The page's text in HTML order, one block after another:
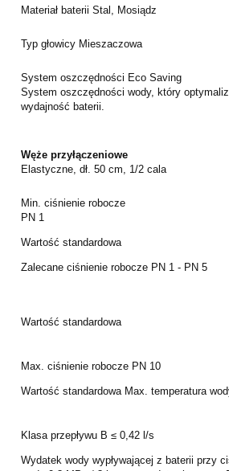
Materiał baterii Stal, Mosiądz
Typ głowicy Mieszaczowa
System oszczędności Eco Saving
System oszczędności wody, który
wydajność baterii.
Węże przyłączeniowe
Elastyczne, dł. 50 cm, 1/2 cala
Min. ciśnienie robocze
PN 1
Wartość standardowa
Zalecane ciśnienie robocze PN 1 - PN 5
Wartość standardowa
Max. ciśnienie robocze PN 10
Wartość standardowa Max. temperatura
Klasa przepływu B ≤ 0,42 l/s
Wydatek wody wypływającej z baterii przy